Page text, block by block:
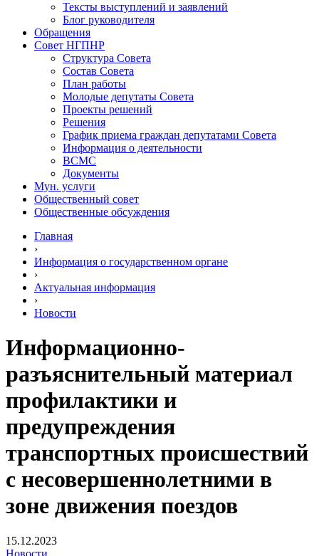
Тексты выступлений и заявлений
Блог руководителя
Обращения
Совет НГПНР
Структура Совета
Состав Совета
План работы
Молодые депутаты Совета
Проекты решений
Решения
График приема граждан депутатами Совета
Информация о деятельности
ВСМС
Документы
Мун. услуги
Общественный совет
Общественные обсуждения
Главная
›
Информация о государственном органе
›
Актуальная информация
›
Новости
Информационно-
разъяснительный материал
профилактики и
предупреждения
транспортных происшествий
с несовершеннолетними в
зоне движения поездов
15.12.2023
Новости